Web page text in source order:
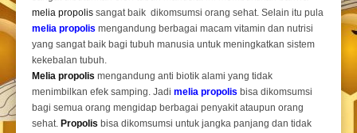
melia propolis sangat baik dikomsumsi orang sehat. Selain itu pula
melia propolis mengandung berbagai macam vitamin dan nutrisi
yang sangat baik bagi tubuh manusia untuk meningkatkan sistem
kekebalan tubuh.
Melia propolis mengandung anti biotik alami yang tidak
menimbilkan efek samping. Jadi melia propolis bisa dikomsumsi
bagi semua orang mengidap berbagai penyakit ataupun orang
sehat. Propolis bisa dikomsumsi untuk jangka panjang dan tidak